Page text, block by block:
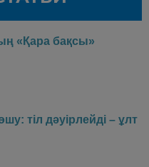
«Қара бақсы»
тіл дәуірлейді – ұлт